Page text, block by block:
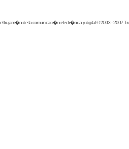
trujam�nde la comunicaci�n electr�nica y digital © 2003 - 2007